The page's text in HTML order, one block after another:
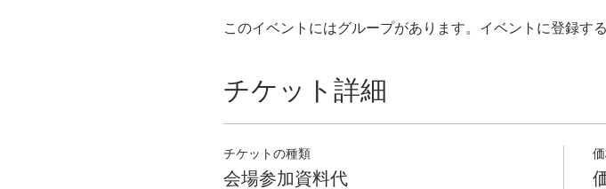
このイベントにはグループがあります。イベントに登録す
チケット詳細
チケットの種類
会場参加資料代